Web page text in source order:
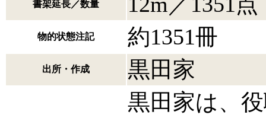
書架延長／数量
物的状態注記 約1351冊
出所・作成 黒田家
黒田家は、